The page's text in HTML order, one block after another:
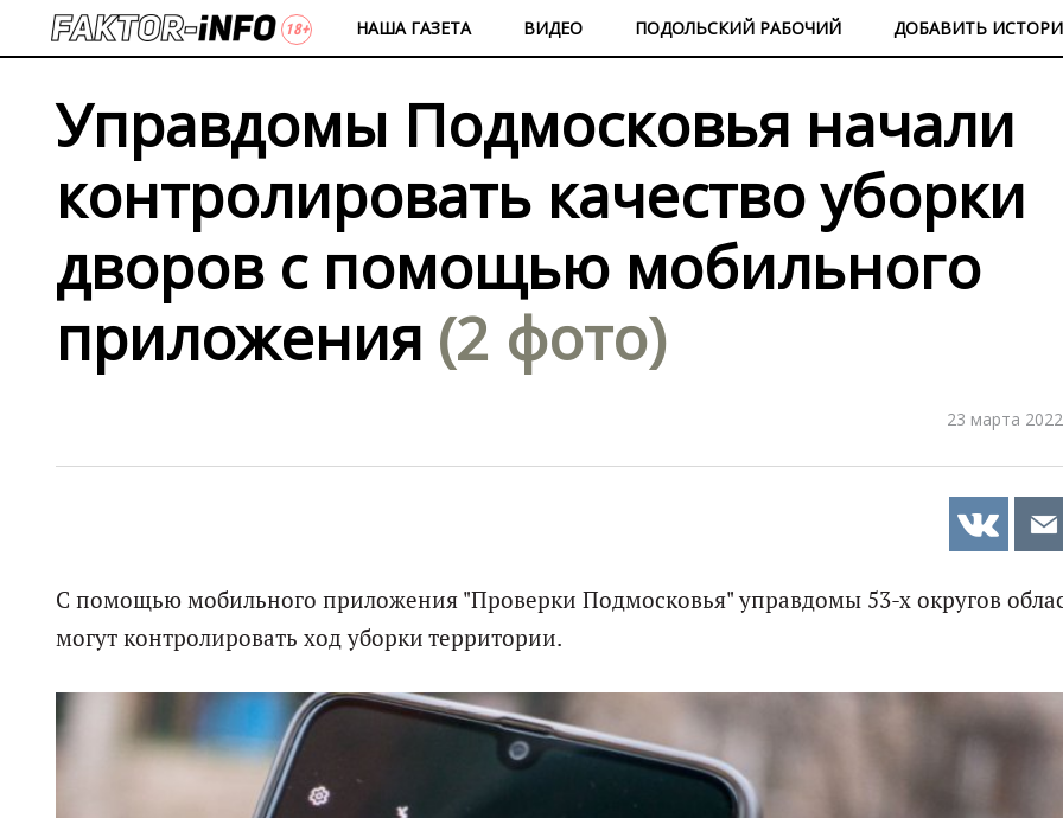
НАША ГАЗЕТА ВИДЕО ПОДОЛЬСКИЙ РАБОЧИЙ ДОБАВИТЬ
Управдомы Подмосковья начали
контролировать качество уборки
дворов с помощью мобильного
приложения (2 фото)
23 марта
С помощью мобильного приложения "Проверки Подмосковья" управдомы 53-х округов
могут контролировать ход уборки территории.